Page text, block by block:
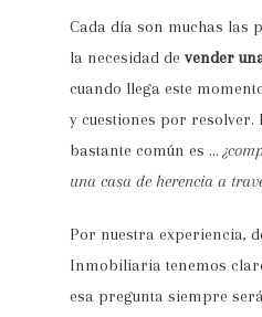
Cada día son muchas las
la necesidad devender
cuando llega este
y cuestiones por resolver.
bastante común es …
una casa de herencia a
Por nuestra experiencia,
Inmobiliaria tenemos
esa pregunta siempre